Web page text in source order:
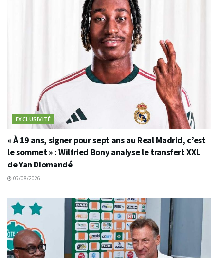
EXCLUSIVITÉ
« À 19 ans, signer pour sept ans au Real Madrid, c’est
le sommet » : Wilfried Bony analyse le transfert XXL
de Yan Diomandé
07/08/2026